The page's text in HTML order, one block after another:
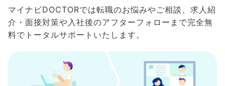
マイナビDOCTORでは転職のお悩みやご相談、求人紹
介・面接対策や入社後のアフターフォローまで完全無
料でトータルサポートいたします。